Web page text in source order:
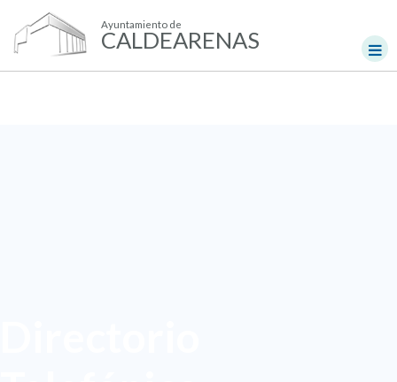
Ayuntamiento de
CALDEARENAS